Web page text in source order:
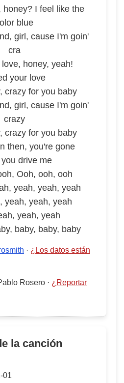
honey? I feel like the
blue
girl, cause I'm goin'
cra
honey, yeah!
your love
crazy for you baby
girl, cause I'm goin'
crazy
crazy for you baby
then, you're gone
drive me
Ooh, ooh, ooh
yeah, yeah, yeah
yeah, yeah, yeah
yeah, yeah
baby, baby, baby
· ¿Los datos están
Rosero · ¿Reportar
la canción
01